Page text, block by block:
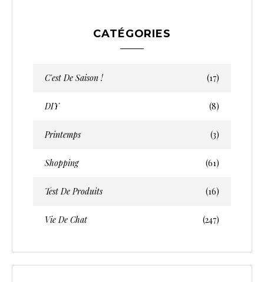
CATÉGORIES
C'est De Saison ! (17)
DIY (8)
Printemps (3)
Shopping (61)
Test De Produits (16)
Vie De Chat (247)